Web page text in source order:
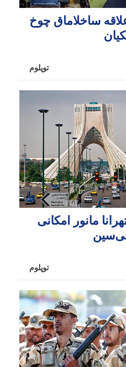
ساخلاماق چوخ
توپلوم
مانور امکانی
توپلوم